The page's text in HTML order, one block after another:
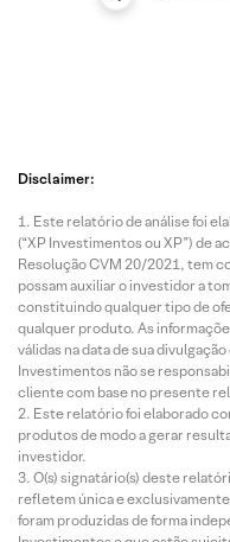
Disclaimer:
Este relatório de análise foi
(“XP Investimentos ou XP”) de
Resolução CVM 20/2021, tem
possam auxiliar o investidor a
constituindo qualquer tipo de
qualquer produto. As
válidas na data de sua
Investimentos não se
cliente com base no presente
Este relatório foi elaborado
produtos de modo a gerar
investidor.
O(s) signatário(s) deste
refletem única e
foram produzidas de forma